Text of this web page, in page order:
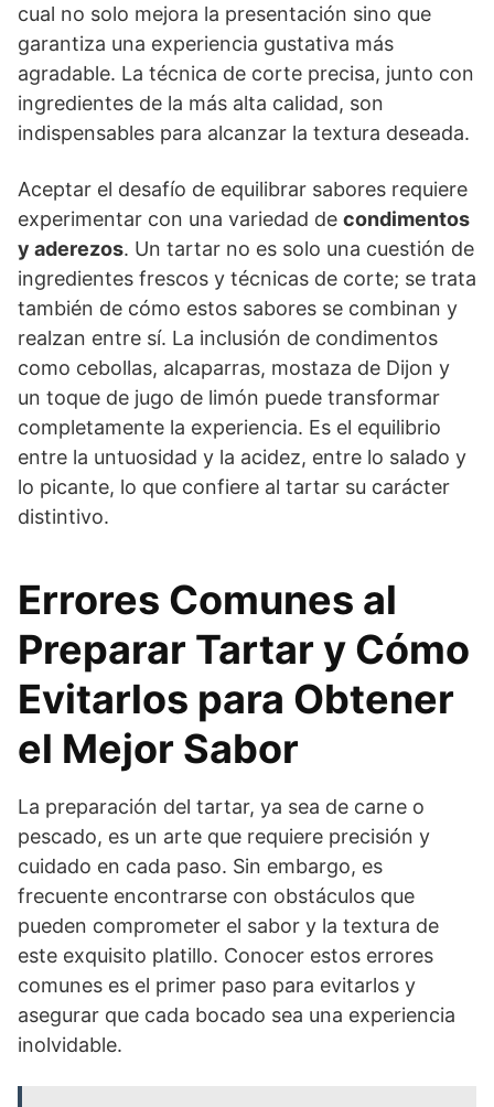
cual no solo mejora la presentación sino que
garantiza una experiencia gustativa más
agradable. La técnica de corte precisa, junto con
ingredientes de la más alta calidad, son
indispensables para alcanzar la textura deseada.
Aceptar el desafío de equilibrar sabores requiere
experimentar con una variedad de condimentos
y aderezos. Un tartar no es solo una cuestión de
ingredientes frescos y técnicas de corte; se trata
también de cómo estos sabores se combinan y
realzan entre sí. La inclusión de condimentos
como cebollas, alcaparras, mostaza de Dijon y
un toque de jugo de limón puede transformar
completamente la experiencia. Es el equilibrio
entre la untuosidad y la acidez, entre lo salado y
lo picante, lo que confiere al tartar su carácter
distintivo.
Errores Comunes al
Preparar Tartar y Cómo
Evitarlos para Obtener
el Mejor Sabor
La preparación del tartar, ya sea de carne o
pescado, es un arte que requiere precisión y
cuidado en cada paso. Sin embargo, es
frecuente encontrarse con obstáculos que
pueden comprometer el sabor y la textura de
este exquisito platillo. Conocer estos errores
comunes es el primer paso para evitarlos y
asegurar que cada bocado sea una experiencia
inolvidable.